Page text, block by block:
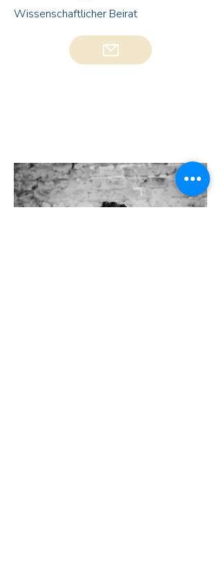
Wissenschaftlicher Beirat